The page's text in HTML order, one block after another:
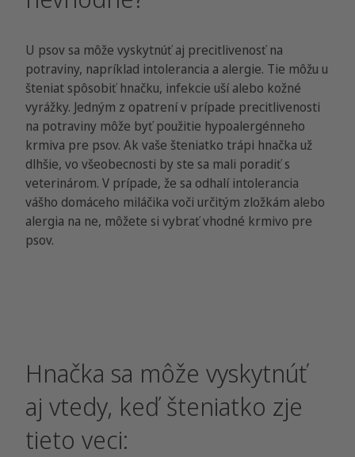
U psov sa môže vyskytnúť aj precitlivenosť na
potraviny, napríklad intolerancia a alergie. Tie môžu u
šteniat spôsobiť hnačku, infekcie uší alebo kožné
vyrážky. Jedným z opatrení v prípade precitlivenosti
na potraviny môže byť použitie hypoalergénneho
krmiva pre psov. Ak vaše šteniatko trápi hnačka už
dlhšie, vo všeobecnosti by ste sa mali poradiť s
veterinárom. V prípade, že sa odhalí intolerancia
vášho domáceho miláčika voči určitým zložkám alebo
alergia na ne, môžete si vybrať vhodné krmivo pre
psov.
Hnačka sa môže vyskytnúť
aj vtedy, keď šteniatko zje
tieto veci: